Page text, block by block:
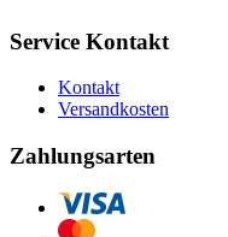
Service Kontakt
Kontakt
Versandkosten
Zahlungsarten